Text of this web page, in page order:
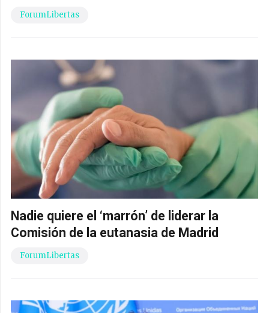
ForumLibertas
Nadie quiere el ‘marrón’ de liderar la
Comisión de la eutanasia de Madrid
ForumLibertas